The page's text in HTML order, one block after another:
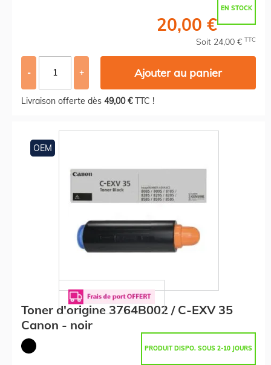
EN STOCK
20,00 €
Soit 24,00 € TTC
- + Ajouter au panier
Livraison offerte dès 49,00 €TTC !
OEM
Toner d'origine 3764B002 / C-EXV 35
Canon - noir
PRODUIT DISPO. SOUS 2-10 JOURS